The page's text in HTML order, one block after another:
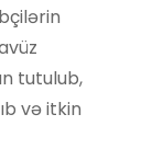
tutulub,
və itkin